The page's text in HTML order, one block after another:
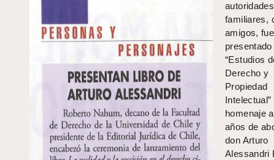
familiares,
amigos, fue
“Estudios
Derecho y
Propiedad
Intelectual”
homenaje
años de
don Arturo
Alessandri